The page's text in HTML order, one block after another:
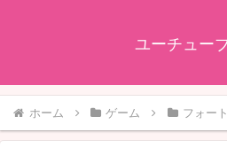
ユーチュー
ホーム ゲーム フォー